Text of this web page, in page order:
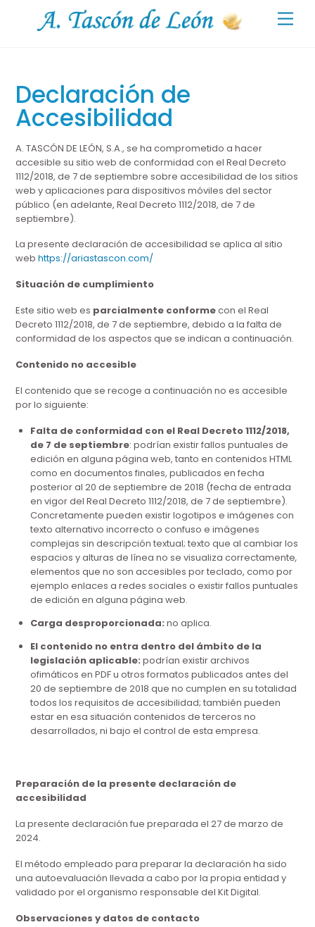
Declaración de
Accesibilidad
A. TASCÓN DE LEÓN, S.A., se ha comprometido a hacer
accesible su sitio web de conformidad con el Real Decreto
1112/2018, de 7 de septiembre sobre accesibilidad de los sitios
web y aplicaciones para dispositivos móviles del sector
público (en adelante, Real Decreto 1112/2018, de 7 de
septiembre).
La presente declaración de accesibilidad se aplica al sitio
webhttps://ariastascon.com/
Situación de cumplimiento
Este sitio web es parcialmente conformecon el Real
Decreto 1112/2018, de 7 de septiembre, debido a la falta de
conformidad de los aspectos que se indican a continuación.
Contenido no accesible
El contenido que se recoge a continuación no es accesible
por lo siguiente:
Falta de conformidad con el Real Decreto 1112/2018,
de 7 de septiembre: podrían existir fallos puntuales de
edición en alguna página web, tanto en contenidos HTML
como en documentos finales, publicados en fecha
posterior al 20 de septiembre de 2018 (fecha de entrada
en vigor del Real Decreto 1112/2018, de 7 de septiembre).
Concretamente pueden existir logotipos e imágenes con
texto alternativo incorrecto o confuso e imágenes
complejas sin descripción textual; texto que al cambiar los
espacios y alturas de línea no se visualiza correctamente,
elementos que no son accesibles por teclado, como por
ejemplo enlaces a redes sociales o existir fallos puntuales
de edición en alguna página web.
Carga desproporcionada:no aplica.
El contenido no entra dentro del ámbito de la
legislación aplicable:podrían existir archivos
ofimáticos en PDF u otros formatos publicados antes del
20 de septiembre de 2018 que no cumplen en su totalidad
todos los requisitos de accesibilidad; también pueden
estar en esa situación contenidos de terceros no
desarrollados, ni bajo el control de esta empresa.
Preparación de la presente declaración de
accesibilidad
La presente declaración fue preparada el 27 de marzo de
2024.
El método empleado para preparar la declaración ha sido
una autoevaluación llevada a cabo por la propia entidad y
validado por el organismo responsable del Kit Digital.
Observaciones y datos de contacto
Back
To